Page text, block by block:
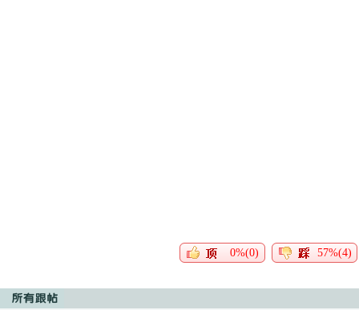
0%(0) 57%(4)